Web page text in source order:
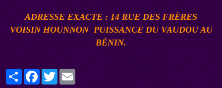
ADRESSE EXACTE : 14 RUE DES FRÈRES
VOISIN HOUNNON PUISSANCE DU VAUDOU AU
BÉNIN.
PartagerFacebook
Twitter